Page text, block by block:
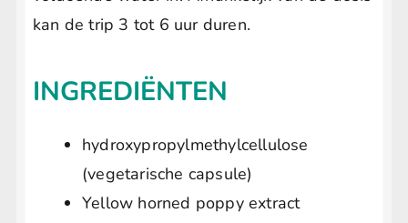
kan de trip 3 tot 6 uur duren.
INGREDIËNTEN
hydroxypropylmethylcellulose
(vegetarische capsule)
Yellow horned poppy extract